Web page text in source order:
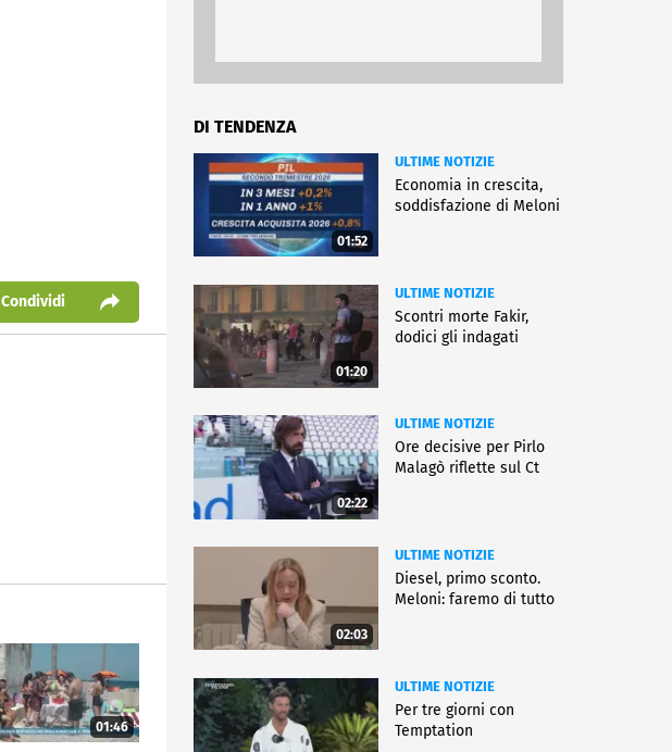
Condividi
01:46
DI TENDENZA
01:52
ULTIME NOTIZIE
Economia in crescita,
soddisfazione di Meloni
01:20
ULTIME NOTIZIE
Scontri morte Fakir,
dodici gli indagati
02:22
ULTIME NOTIZIE
Ore decisive per Pirlo
Malagò riflette sul Ct
02:03
ULTIME NOTIZIE
Diesel, primo sconto.
Meloni: faremo di tutto
ULTIME NOTIZIE
Per tre giorni con
Temptation